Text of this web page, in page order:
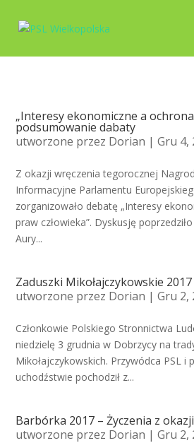
„Interesy ekonomiczne a ochrona
podsumowanie dabaty
utworzone przez Dorian | Gru 4,
Z okazji wręczenia tegorocznej
Informacyjne Parlamentu
zorganizowało debatę „Interesy
praw człowieka”. Dyskusję
Aury...
Zaduszki Mikołajczykowskie 2017
utworzone przez Dorian | Gru 2,
Członkowie Polskiego Stronnictwa
niedzielę 3 grudnia w Dobrzycy na
Mikołajczykowskich. Przywódca PSL i
uchodźstwie pochodził z...
Barbórka 2017 – Życzenia z
utworzone przez Dorian | Gru 2,